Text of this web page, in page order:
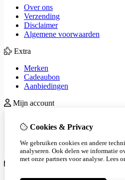
Over ons
Verzending
Disclaimer
Algemene voorwaarden
Extra
Merken
Cadeaubon
Aanbiedingen
Mijn account
Bestelhistorie
Nieuwsbrief
Klantenservice
Cookies & Privacy
We gebruiken cookies en andere
analyseren. Ook delen we informatie
met onze partners voor analyse. Lees